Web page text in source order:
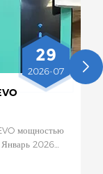
29
2026-07
мощностью
Январь 2026